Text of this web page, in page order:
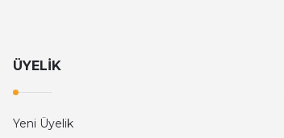
ÜYELİK
Yeni Üyelik